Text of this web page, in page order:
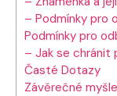
– Podmínky pro
Podmínky pro
– Jak se chránit
Časté Dotazy
Závěrečné